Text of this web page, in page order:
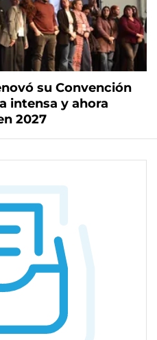
su Convención
intensa y ahora
2027